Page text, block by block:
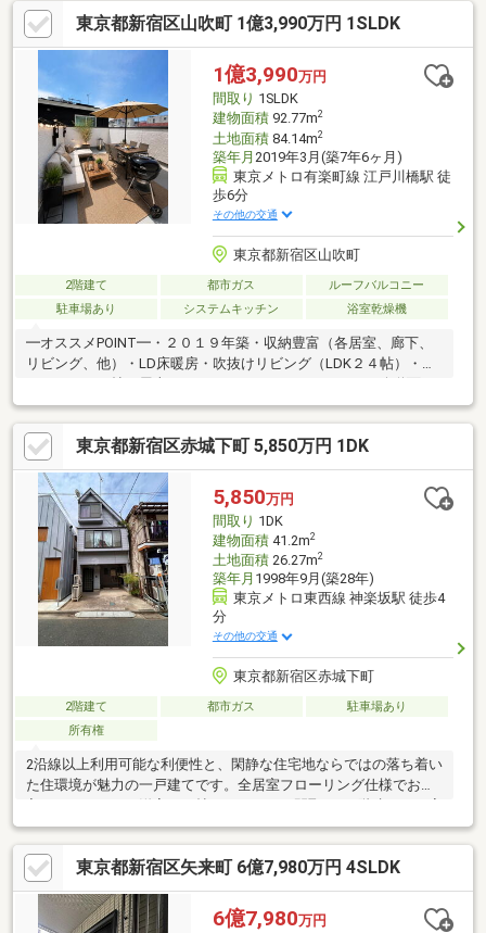
東京都新宿区山吹町 1億3,990万円 1SLDK
1億3,990万円
間取り 1SLDK
建物面積92.77m2
土地面積84.14m2
築年月 2019年3月(築7年6ヶ月)
東京メトロ有楽町線 江戸川橋駅 徒
歩6分
その他の交通
東京都新宿区山吹町
2階建て 都市ガス
ルーフバルコニー
駐車場あり
システムキッチン 浴室乾燥機
━オススメPOINT━・２０１９年築・収納豊富（各居室、廊下、
リビング、他）・LD床暖房・吹抜けリビング（LDK２４帖）・
フォーム実施(2026月6月完了済み)壁クロス一部貼り替え、フロー
リング一部リペア、ルーフバルコニー防水加工、ハウスクリーニ
ング～不動産のマトリックスグループ～現地のご見学、資料請求
受付中です！物件の事はもちろん、地域の事やご購入までの流れ
など、お気軽にご質問ください♪不動産のマトリックスホーム
0120-94-0001までお気軽にお問い合わせくださいませ♪
東京都新宿区赤城下町 5,850万円 1DK
5,850万円
間取り 1DK
建物面積41.2m2
土地面積26.27m2
築年月 1998年9月(築28年)
東京メトロ東西線 神楽坂駅 徒歩4
分
その他の交通
東京都新宿区赤城下町
2階建て 都市ガス
駐車場あり
所有権
2沿線以上利用可能な利便性と、閑静な住宅地ならではの落ち着い
た住環境が魅力の一戸建てです。全居室フローリング仕様でお手
族でもゆったりお住まいいただけます。都市ガス対応でランニン
グコストも抑えやすく、年内のお引渡しも可能です。
東京都新宿区矢来町 6億7,980万円 4SLDK
6億7,980万円